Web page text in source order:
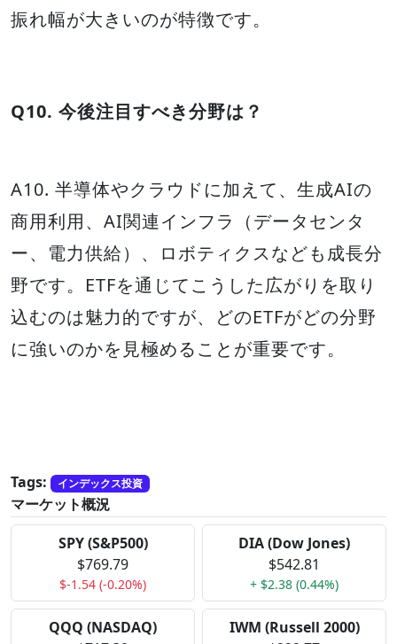
振れ幅が大きいのが特徴です。
Q10. 今後注目すべき分野は？
A10. 半導体やクラウドに加えて、生成AIの
商用利用、AI関連インフラ（データセンタ
ー、電力供給）、ロボティクスなども成長分
野です。ETFを通じてこうした広がりを取り
込むのは魅力的ですが、どのETFがどの分野
に強いのかを見極めることが重要です。
Tags: インデックス投資
マーケット概況
SPY (S&P500)
$769.79
$-1.54 (-0.20%)
DIA (Dow Jones)
$542.81
+ $2.38 (0.44%)
QQQ (NASDAQ)
IWM (Russell 2000)